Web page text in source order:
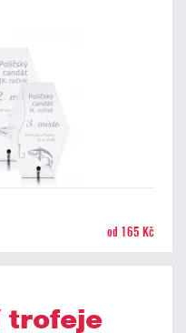
od 165 Kč
trofeje